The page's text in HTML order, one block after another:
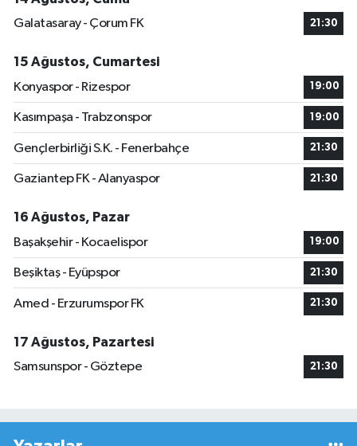
Galatasaray - Çorum FK
21:30
15 Ağustos, Cumartesi
Konyaspor - Rizespor
19:00
Kasımpaşa - Trabzonspor 19:00
Gençlerbirliği S.K. - Fenerbahçe 21:30
Gaziantep FK - Alanyaspor 21:30
16 Ağustos, Pazar
Başakşehir - Kocaelispor
19:00
Beşiktaş - Eyüpspor 21:30
Amed - Erzurumspor FK 21:30
17 Ağustos, Pazartesi
Samsunspor - Göztepe
21:30